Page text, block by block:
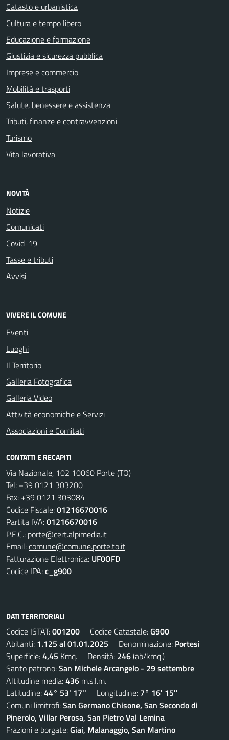
Catasto e urbanistica
Cultura e tempo libero
Educazione e formazione
Giustizia e sicurezza pubblica
Imprese e commercio
Mobilità e trasporti
Salute, benessere e assistenza
Tributi, finanze e contravvenzioni
Turismo
Vita lavorativa
NOVITÀ
Notizie
Comunicati
Covid-19
Tasse e tributi
Avvisi
VIVERE IL COMUNE
Eventi
Luoghi
Il Territorio
Galleria Fotografica
Galleria Video
Attività economiche e Servizi
Associazioni e Comitati
CONTATTI E RECAPITI
Via Nazionale, 102 10060 Porte (TO)
Tel: +39 0121 303200
Fax: +39 0121 303084
Codice Fiscale:01216670016
Partita IVA:01216670016
P.E.C.: porte@cert.alpimedia.it
Email:comune@comune.porte.to.it
Fatturazione Elettronica: UF0OFD
Codice IPA:c_g900
DATI TERRITORIALI
Codice ISTAT:001200 Codice Catastale:G900
Abitanti: 1.125 al 01.01.2025 Denominazione: Portesi
Superficie:4,45 Kmq. Densità: 246(ab/kmq.)
Santo patrono:San Michele Arcangelo - 29 settembre
Altitudine media:436 m.s.l.m.
Latitudine:44° 53' 17'' Longitudine: 7° 16' 15''
Comuni limitrofi:San Germano Chisone, San Secondo di
Pinerolo, Villar Perosa, San Pietro Val Lemina
Frazioni e borgate:Giai, Malanaggio, San Martino